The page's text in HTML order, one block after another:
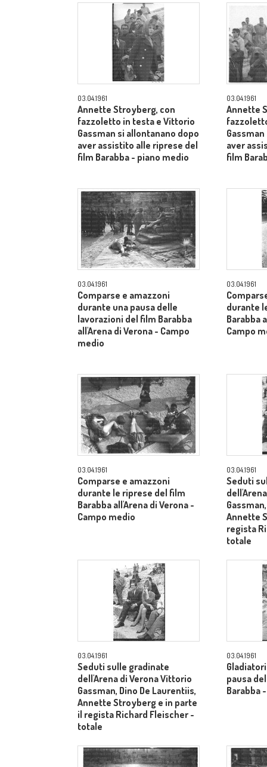
03.04.1961
Annette Stroyberg, con
fazzoletto in testa e Vittorio
Gassman si allontanano dopo
aver assistito alle riprese del
film Barabba - piano medio
03.04.1961
Annette
aver
film
03.04.1961
Comparse e amazzoni
durante una pausa delle
lavorazioni del film Barabba
all'Arena di Verona - Campo
medio
03.04.1961
durante
Barabba
Campo
03.04.1961
Comparse e amazzoni
durante le riprese del film
Barabba all'Arena di Verona -
Campo medio
03.04.1961
Seduti
Annette
regista
totale
03.04.1961
Seduti sulle gradinate
dell'Arena di Verona Vittorio
Gassman, Dino De Laurentiis,
Annette Stroyberg e in parte
il regista Richard Fleischer -
totale
03.04.1961
pausa
Barabba